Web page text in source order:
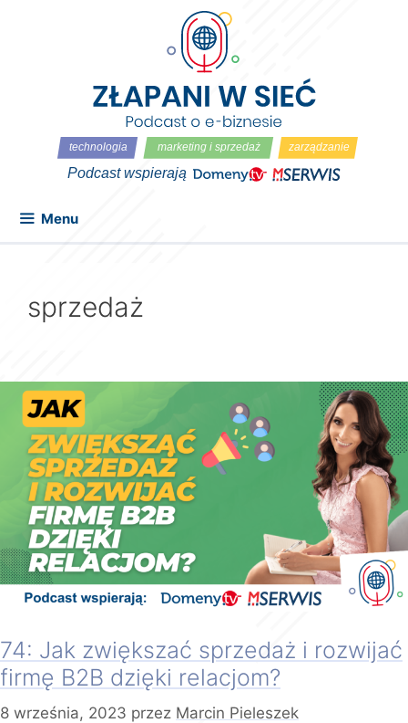
Menu
sprzedaż
74: Jak zwiększać sprzedaż i rozwijać
firmę B2B dzięki relacjom?
8 września, 2023 przez Marcin Pieleszek